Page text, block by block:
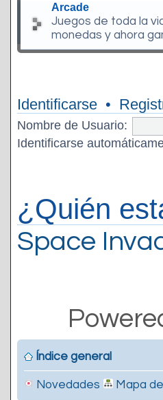
Arcade
Juegos de toda la
monedas y ahora
Identificarse •
Nombre de Usuario:
Identificarse
¿Quién
Space
Índice general
Novedades Mapa